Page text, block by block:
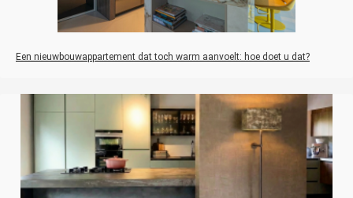
Een nieuwbouwappartement dat toch warm aanvoelt: hoe doet u dat?